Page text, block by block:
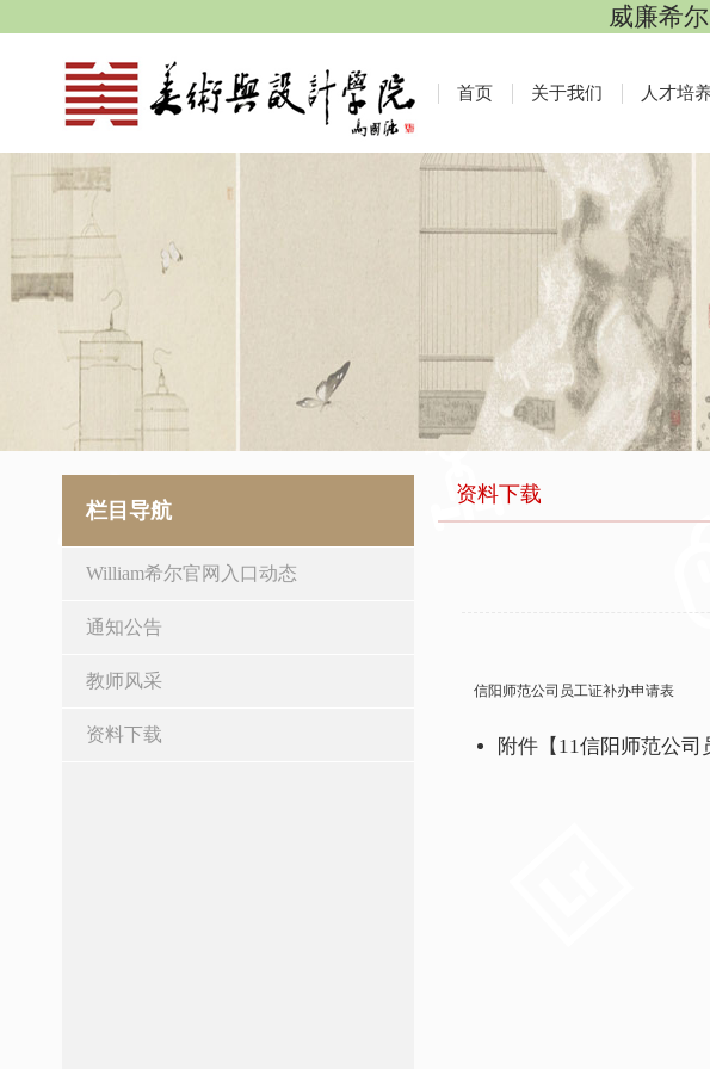
威廉希
首页 关于我们 人才培
栏目导航
William希尔官网入口动态
通知公告
教师风采
资料下载
资料下载
信阳师范公司员工证补办申请表
附件【 11信阳师范公司